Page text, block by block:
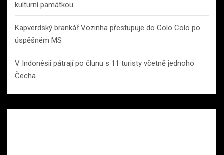
kulturní památkou
Kapverdský brankář Vozinha přestupuje do Colo Colo po
úspěšném MS
V Indonésii pátrají po člunu s 11 turisty včetně jednoho
Čecha